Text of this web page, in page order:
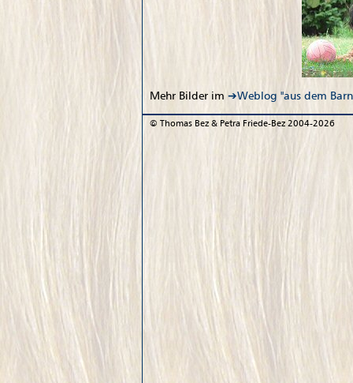
Mehr Bilder im Weblog "aus dem
© Thomas Bez & Petra Friede-Bez 2004-2026